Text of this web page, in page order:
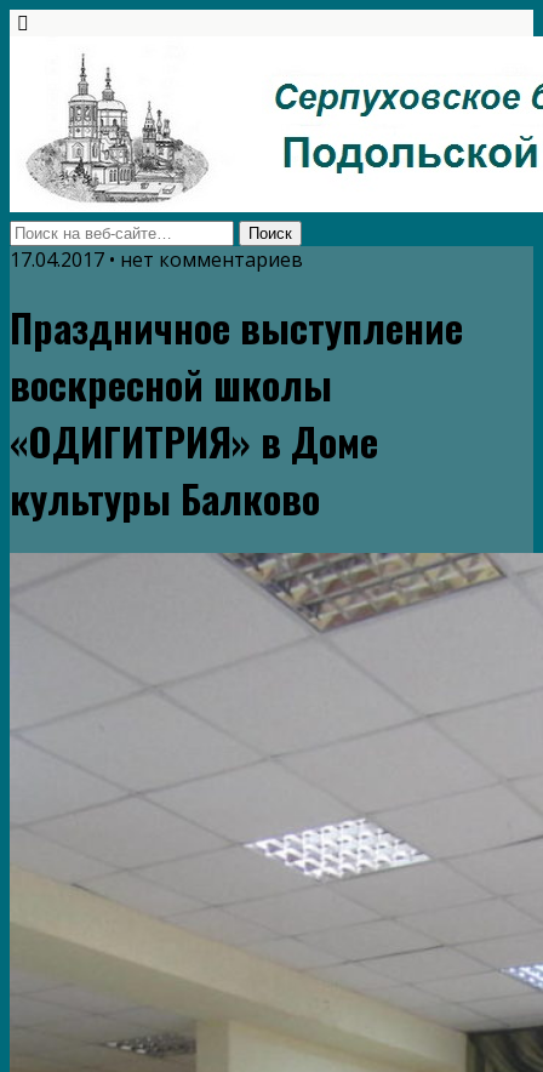
17.04.2017 • нет комментариев
Праздничное выступление
воскресной школы
«ОДИГИТРИЯ» в Доме
культуры Балково